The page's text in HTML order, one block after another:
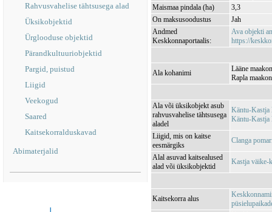
Rahvusvahelise tähtsusega alad
Üksikobjektid
Ürglooduse objektid
Pärandkultuuriobjektid
Pargid, puistud
Liigid
Veekogud
Saared
Kaitsekorralduskavad
Abimaterjalid
Maismaa pindala (ha)
3,3
On maksusoodustus
Jah
Andmed
Keskkonnaportaalis:
Ava objekti
https://
Ala kohanimi
Lääne
Rapla
Ala või üksikobjekt asub
rahvusvahelise tähtsusega
aladel
Käntu-Kastja
Käntu-Kastja
Liigid, mis on kaitse
eesmärgiks
Clanga
Alal asuvad kaitsealused
alad või üksikobjektid
Kastja väike-
Kaitsekorra alus